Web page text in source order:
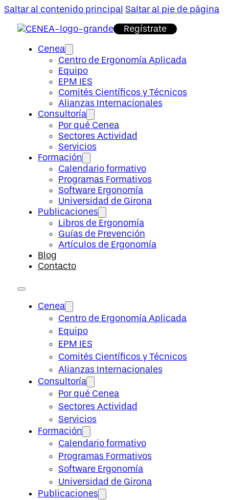
Saltar al contenido principal Saltar al pie de página
Regístrate
Cenea
Centro de Ergonomía Aplicada
Equipo
EPM IES
Comités Científicos y Técnicos
Alianzas Internacionales
Consultoría
Por qué Cenea
Sectores Actividad
Servicios
Formación
Calendario formativo
Programas Formativos
Software Ergonomía
Universidad de Girona
Publicaciones
Libros de Ergonomía
Guías de Prevención
Artículos de Ergonomía
Blog
Contacto
Cenea
Centro de Ergonomía Aplicada
Equipo
EPM IES
Comités Científicos y Técnicos
Alianzas Internacionales
Consultoría
Por qué Cenea
Sectores Actividad
Servicios
Formación
Calendario formativo
Programas Formativos
Software Ergonomía
Universidad de Girona
Publicaciones